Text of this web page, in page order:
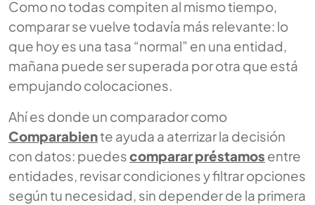
Como no todas compiten al mismo tiempo,
comparar se vuelve todavía más relevante: lo
que hoy es una tasa “normal” en una entidad,
mañana puede ser superada por otra que está
empujando colocaciones.
Ahí es donde un comparador como
Comparabiente ayuda a aterrizar la decisión
con datos: puedescomparar préstamos entre
entidades, revisar condiciones y filtrar opciones
según tu necesidad, sin depender de la primera